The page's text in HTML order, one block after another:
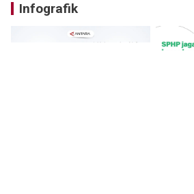
Infografik